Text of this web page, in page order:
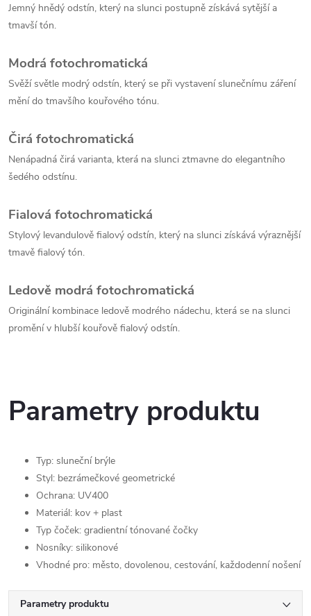
Jemný hnědý odstín, který na slunci postupně získává sytější a
tmavší tón.
Modrá fotochromatická
Svěží světle modrý odstín, který se při vystavení slunečnímu záření
mění do tmavšího kouřového tónu.
Čirá fotochromatická
Nenápadná čirá varianta, která na slunci ztmavne do elegantního
šedého odstínu.
Fialová fotochromatická
Stylový levandulově fialový odstín, který na slunci získává výraznější
tmavě fialový tón.
Ledově modrá fotochromatická
Originální kombinace ledově modrého nádechu, která se na slunci
promění v hlubší kouřově fialový odstín.
Parametry produktu
Typ: sluneční brýle
Styl: bezrámečkové geometrické
Ochrana: UV400
Materiál: kov + plast
Typ čoček: gradientní tónované čočky
Nosníky: silikonové
Vhodné pro: město, dovolenou, cestování, každodenní nošení
Parametry produktu